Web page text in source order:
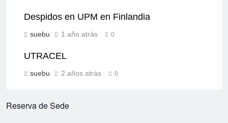
Despidos en UPM en Finlandia
suebu 1 año atrás 0
UTRACEL
suebu 2 años atrás 0
Reserva de Sede